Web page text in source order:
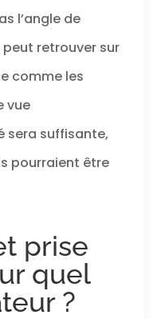
l’angle de
retrouver sur
comme les
vue
sera suffisante,
pourraient être
prise
quel
?